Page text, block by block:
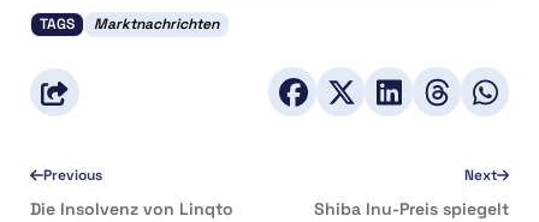
TAGS Marktnachrichten
Previous
Die Insolvenz von Linqto
Next
Shiba Inu-Preis spiegelt